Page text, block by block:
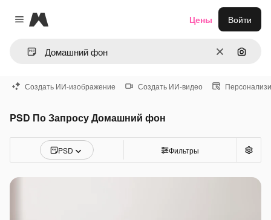
Close menu
Magnific
ОчиститьПоиск
Цены Войти
Создать ИИ-изображение Создать ИИ-видео
PSD По Запросу Домашний фон
PSD Фильтры